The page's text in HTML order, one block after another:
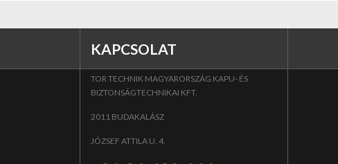
KAPCSOLAT
TOR TECHNIK MAGYARORSZÁG KAPU- ÉS
BIZTONSÁGTECHNIKAI KFT.
2011 BUDAKALÁSZ
JÓZSEF ATTILA U. 4.